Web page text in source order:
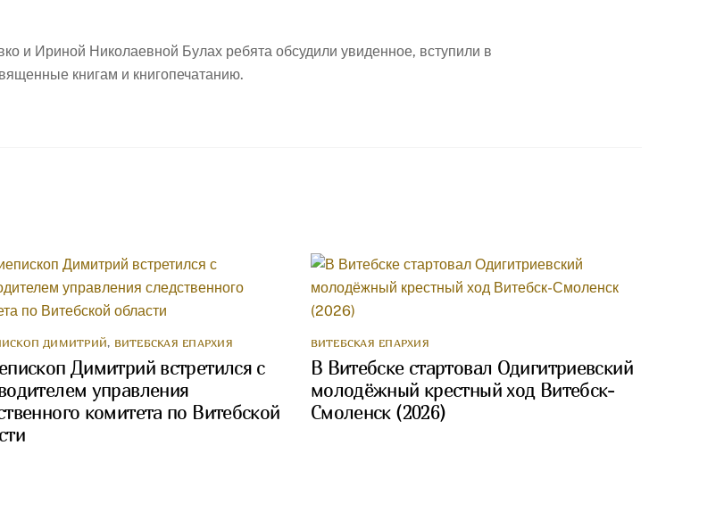
и Ириной Николаевной Булах ребята обсудили увиденное, вступили в
книгам и книгопечатанию.
ДИМИТРИЙ, ВИТЕБСКАЯ ЕПАРХИЯ
Димитрий встретился с
управления
комитета по Витебской
ВИТЕБСКАЯ ЕПАРХИЯ
В Витебске стартовал Одигитриевский
молодёжный крестный ход Витебск-
Смоленск (2026)